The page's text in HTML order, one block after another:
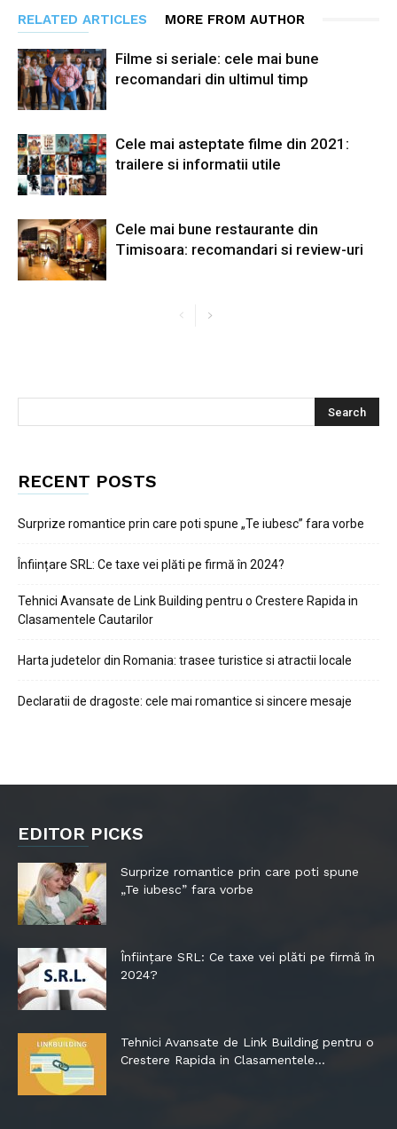
RELATED ARTICLES MORE FROM AUTHOR
Filme si seriale: cele mai bune
recomandari din ultimul timp
Cele mai asteptate filme din 2021:
trailere si informatii utile
Cele mai bune restaurante din
Timisoara: recomandari si review-uri
RECENT POSTS
Surprize romantice prin care poti spune „Te iubesc” fara vorbe
Înființare SRL: Ce taxe vei plăti pe firmă în 2024?
Tehnici Avansate de Link Building pentru o Crestere Rapida in
Clasamentele Cautarilor
Harta judetelor din Romania: trasee turistice si atractii locale
Declaratii de dragoste: cele mai romantice si sincere mesaje
EDITOR PICKS
Surprize romantice prin care poti spune
„Te iubesc” fara vorbe
Înființare SRL: Ce taxe vei plăti pe firmă în
2024?
Tehnici Avansate de Link Building pentru o
Crestere Rapida in Clasamentele...